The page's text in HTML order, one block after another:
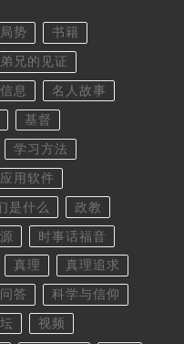
势 书籍
兄的见证
息 名人故事
基督
学习方法
应用软件
是什么 政教
时事话福音
真理 真理追求
答 科学与信仰
视频